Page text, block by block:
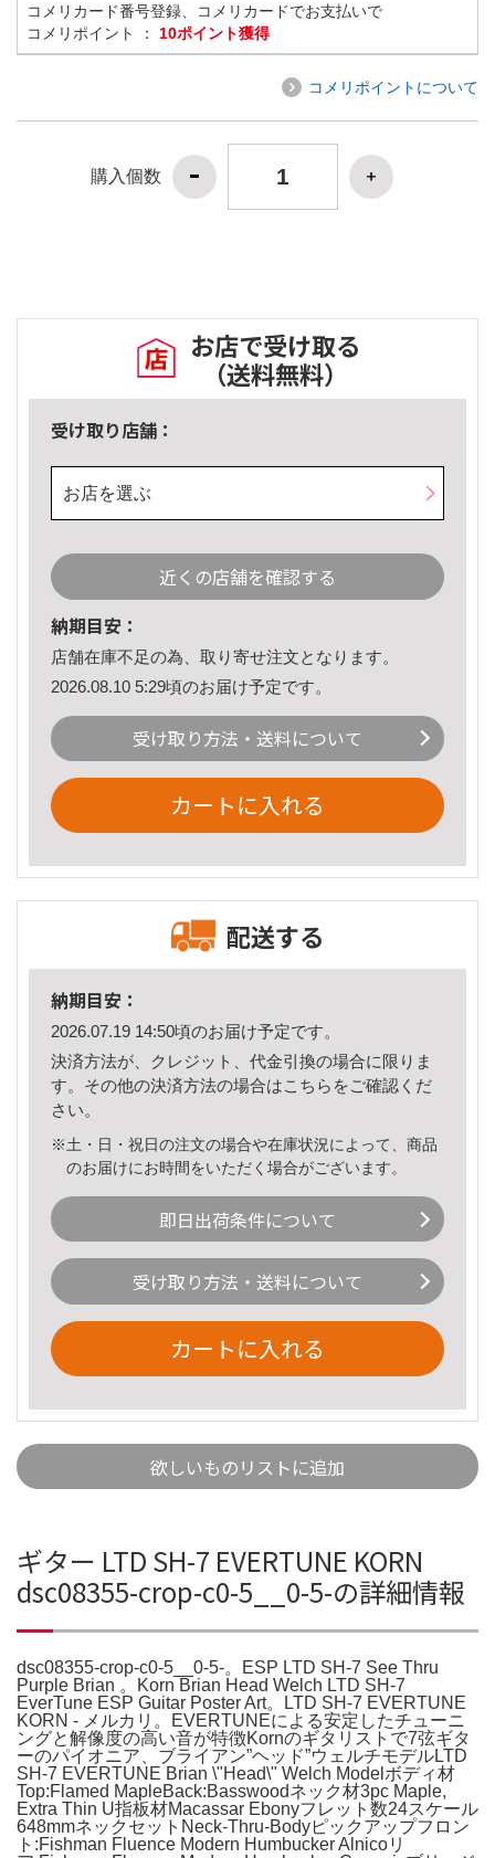
コメリカード番号登録、コメリカードでお支払いで
コメリポイント ： 10ポイント獲得
コメリポイントについて
購入個数
お店で受け取る
（送料無料）
受け取り店舗：
お店を選ぶ
近くの店舗を確認する
納期目安：
店舗在庫不足の為、取り寄せ注文となります。
2026.08.10 5:29頃のお届け予定です。
受け取り方法・送料について
カートに入れる
配送する
納期目安：
2026.07.19 14:50頃のお届け予定です。
決済方法が、クレジット、代金引換の場合に限りま
す。その他の決済方法の場合はこちら をご確認くだ
さい。
※土・日・祝日の注文の場合や在庫状況によって、商品
のお届けにお時間をいただく場合がございます。
即日出荷条件について
受け取り方法・送料について
カートに入れる
欲しいものリストに追加
ギター LTD SH-7 EVERTUNE KORN
dsc08355-crop-c0-5__0-5-の詳細情報
dsc08355-crop-c0-5__0-5-。ESP LTD SH-7 See Thru
Purple Brian 。Korn Brian Head Welch LTD SH-7
EverTune ESP Guitar Poster Art。LTD SH-7 EVERTUNE
KORN - メルカリ。EVERTUNEによる安定したチューニ
ングと解像度の高い音が特徴Kornのギタリストで7弦ギタ
ーのパイオニア、ブライアン”ヘッド”ウェルチモデルLTD
SH-7 EVERTUNE Brian \"Head\" Welch Modelボディ材
Top:Flamed MapleBack:Basswoodネック材3pc Maple,
Extra Thin U指板材Macassar Ebonyフレット数24スケール
648mmネックセットNeck-Thru-Bodyピックアップフロン
ト:Fishman Fluence Modern Humbucker Alnicoリ